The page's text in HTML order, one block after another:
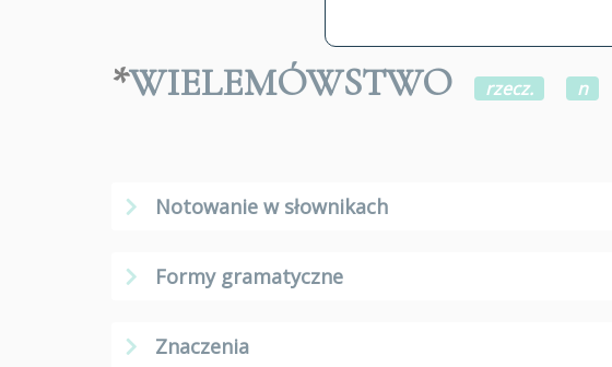
*WIELEMÓWSTWO rzecz. n
Notowanie w słownikach
Formy gramatyczne
Znaczenia